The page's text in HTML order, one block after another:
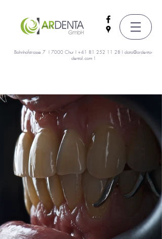
Bahnhofstrasse 7 I 7000 Chur I +41 81 252 11 28 I data@ardenta-
dental.com I